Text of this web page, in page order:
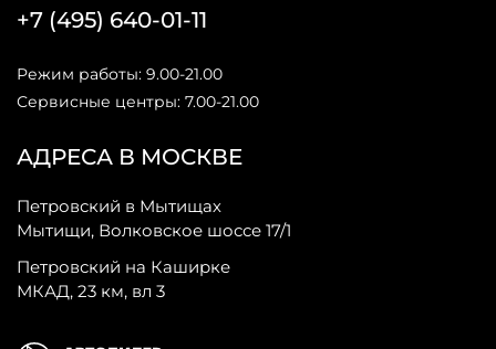
АДРЕСА В МОСКВЕ
Петровский в Мытищах
Мытищи, Волковское шоссе 17/1
Петровский на Каширке
МКАД, 23 км, вл 3
+7 (495) 640-01-11
Режим работы: 9.00-21.00
Сервисные центры: 7.00-21.00